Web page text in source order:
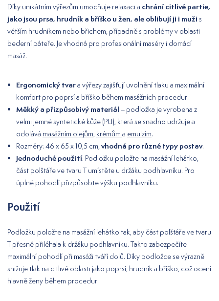
Díky unikátním výřezům umocňuje relaxaci a chrání citlivé partie,
jako jsou prsa, hrudník a bříško u žen, ale oblibují ji i muži s
větším hrudníkem nebo břichem, případně s problémy v oblasti
bederní páteře. Je vhodná pro profesionální maséry i domácí
masáž.
Ergonomický tvara výřezy zajišťují uvolnění tlaku a maximální
komfort pro poprsí a bříško během masážních procedur.
Měkký a přizpůsobivý materiál – podložka je vyrobena z
velmi jemné syntetické kůže (PU), která se snadno udržuje a
odolává masážním olejům krémům a emulzím.
Rozměry: 46 x 65 x 10,5 cm, vhodná pro různé typy postav.
Jednoduché použití: Podložku položte na masážní lehátko,
část polštáře ve tvaru T umístěte u držáku podhlavníku. Pro
úplné pohodlí přizpůsobte výšku podhlavníku.
Použití
Podložku položte na masážní lehátko tak, aby část polštáře ve tvaru
T přesně přiléhala k držáku podhlavníku. Takto zabezpečíte
maximální pohodlí při masáži tváří dolů. Díky podložce se výrazně
snižuje tlak na citlivé oblasti jako poprsí, hrudník a bříško, což ocení
hlavně ženy během procedur.